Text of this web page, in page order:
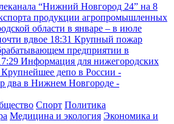
“Нижний Новгород 24” на 8
продукции агропромышленных
области в январе – в июле
вдвое 18:31 Крупный пожар
предприятии в
Информация для нижегородских
Крупнейшее депо в России -
два в Нижнем Новгороде -
Спорт Политика
Медицина и экология Экономика и